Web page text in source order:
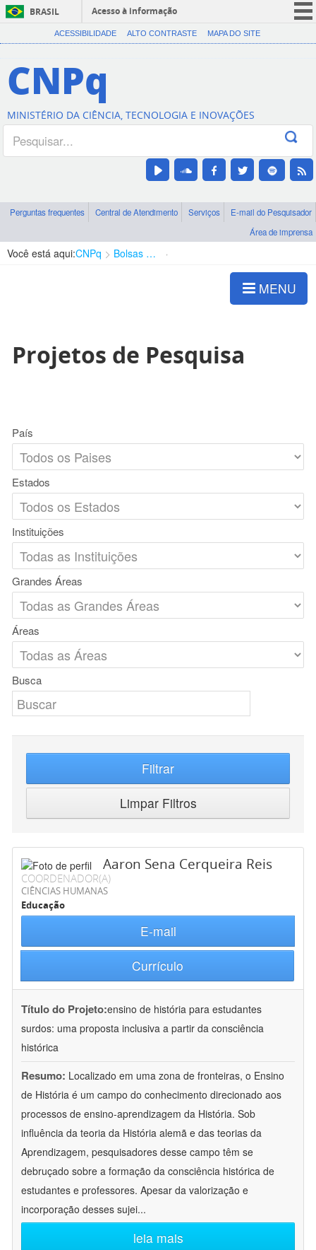
BRASIL
Acesso à informação
CORONAVÍRUS (COVID-19)
Canais
ACESSIBILIDADE ALTO CONTRASTE MAPA DO SITE
CNPq
MINISTÉRIO DA CIÊNCIA, TECNOLOGIA E INOVAÇÕES
Perguntas frequentes Central de Atendimento Serviços
E-mail do Pesquisador
Área de imprensa
Você está aqui:CNPq Bolsas e Auxílios Vigentes
MENU
Projetos de Pesquisa
País
Estados
Instituições
Grandes Áreas
Áreas
Busca
Filtrar
Limpar Filtros
Aaron Sena Cerqueira Reis
COORDENADOR(A)
CIÊNCIAS HUMANAS
Educação
E-mail
Currículo
Título do Projeto:ensino de história para estudantes
surdos: uma proposta inclusiva a partir da consciência
histórica
Resumo: Localizado em uma zona de fronteiras, o Ensino
de História é um campo do conhecimento direcionado aos
processos de ensino-aprendizagem da História. Sob
influência da teoria da História alemã e das teorias da
Aprendizagem, pesquisadores desse campo têm se
debruçado sobre a formação da consciência histórica de
estudantes e professores. Apesar da valorização e
incorporação desses sujei...
leia mais